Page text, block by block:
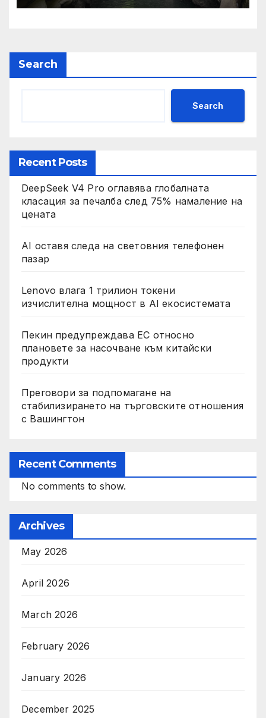
предприятия
Search
Search
Recent Posts
DeepSeek V4 Pro оглавява глобалната
класация за печалба след 75% намаление на
цената
AI оставя следа на световния телефонен
пазар
Lenovo влага 1 трилион токени
изчислителна мощност в AI екосистемата
Пекин предупреждава ЕС относно
плановете за насочване към китайски
продукти
Преговори за подпомагане на
стабилизирането на търговските отношения
с Вашингтон
Recent Comments
No comments to show.
Archives
May 2026
April 2026
March 2026
February 2026
January 2026
December 2025